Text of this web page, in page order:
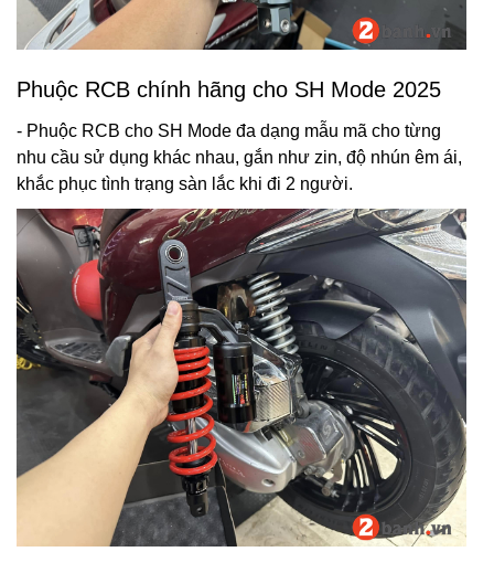
Phuộc RCB chính hãng cho SH Mode 2025
- Phuộc RCB cho SH Mode đa dạng mẫu mã cho từng
nhu cầu sử dụng khác nhau, gắn như zin, độ nhún êm ái,
khắc phục tình trạng sàn lắc khi đi 2 người.